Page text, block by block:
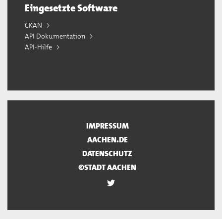
Eingesetzte Software
CKAN
API Dokumentation
API-Hilfe
IMPRESSUM
AACHEN.DE
DATENSCHUTZ
©STADT AACHEN